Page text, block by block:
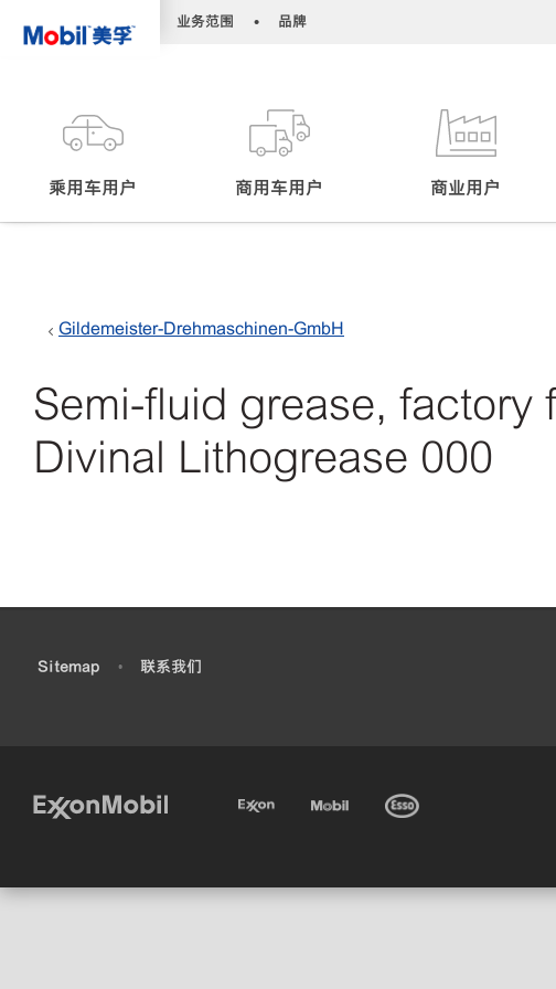
业务范围 • 品牌
乘用车用户 商用车用户 商业用户
Gildemeister-Drehmaschinen-GmbH
Semi-fluid grease, factory
Divinal Lithogrease 000
Sitemap • 联系我们